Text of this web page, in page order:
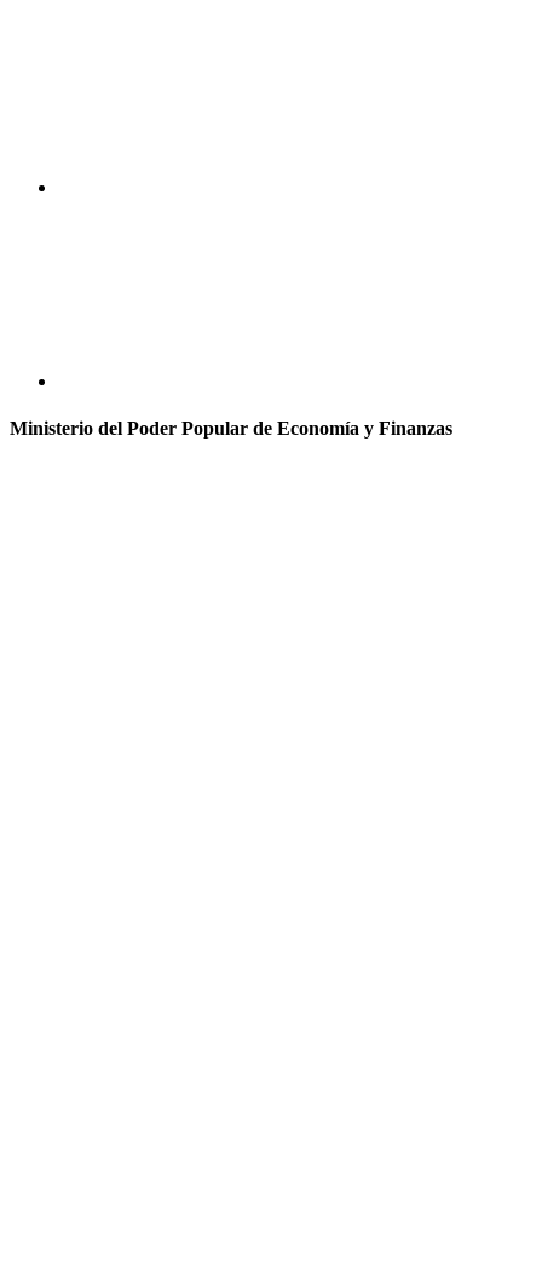
Ministerio del Poder Popular de Economía y Finanzas